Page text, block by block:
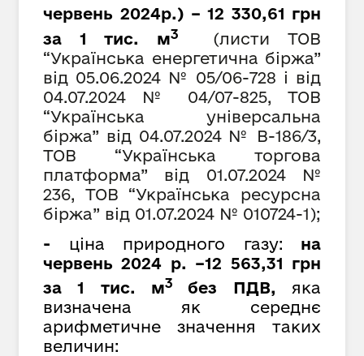
червень 2024р.) – 12 330,61 грн
за 1 тис. м3
(листи ТОВ
“Українська енергетична біржа”
від 05.06.2024 № 05/06-728 і від
04.07.2024 №
04/07-825, ТОВ
“Українська універсальна
біржа” від 04.07.2024 № В-186/3,
ТОВ “Українська торгова
платформа” від 01.07.2024 №
236, ТОВ “Українська ресурсна
біржа” від 01.07.2024 № 010724-1);
- ціна природного газу: на
червень 2024 р. –12 563,31 грн
за 1 тис. м3 без ПДВ, яка
визначена як середнє
арифметичне значення таких
величин: